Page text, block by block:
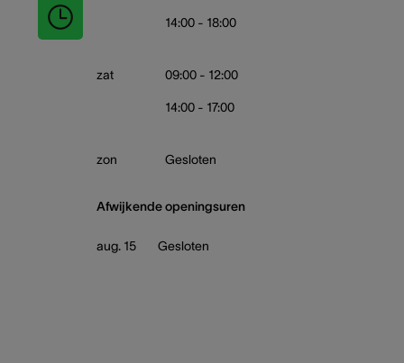
14:00 - 18:00
zat 09:00 - 12:00
14:00 - 17:00
zon Gesloten
Afwijkende openingsuren
aug. 15 Gesloten